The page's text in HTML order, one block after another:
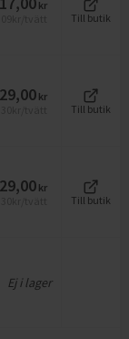
kr
Till butik
kr
Till butik
kr
Till butik
Ej i lager